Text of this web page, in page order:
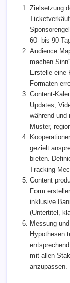
Zielsetzung
60- bis 90-
Audience
machen
Erstelle eine
Formaten
Content-
Updates,
während
Muster,
gezielt
bieten.
Tracking-
Content
Form
inklusive
(Untertitel,
Messung
Hypothesen
mit allen
anzupassen.